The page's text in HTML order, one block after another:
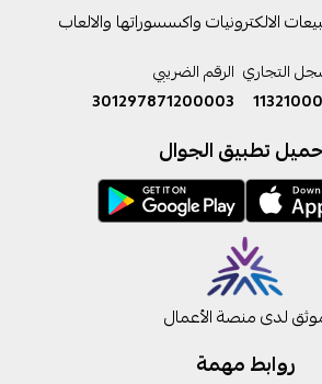
روابط مهمة
الالكترونيات واكسسوراتها والالعاب
التجاري الرقم الضريبي
301297871200003
تطبيق الجوال
لدى منصة الأعمال